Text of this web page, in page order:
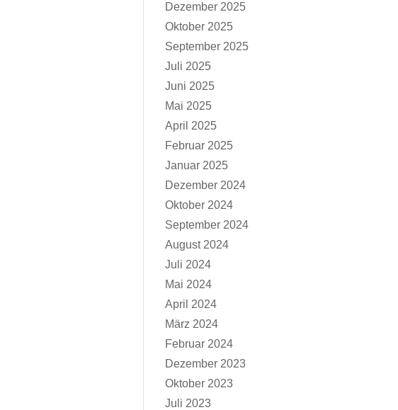
Dezember 2025
Oktober 2025
September 2025
Juli 2025
Juni 2025
Mai 2025
April 2025
Februar 2025
Januar 2025
Dezember 2024
Oktober 2024
September 2024
August 2024
Juli 2024
Mai 2024
April 2024
März 2024
Februar 2024
Dezember 2023
Oktober 2023
Juli 2023